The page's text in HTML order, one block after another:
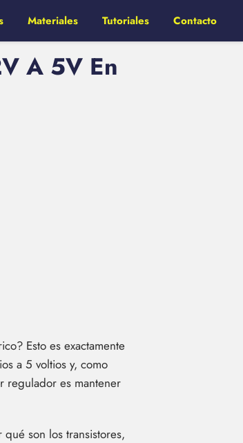
Materiales Tutoriales Contacto
A 5V En
Esto es exactamente
a 5 voltios y, como
regulador es mantener
son los transistores,